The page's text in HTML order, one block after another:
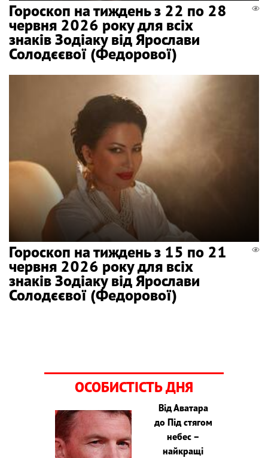
Гороскоп на тиждень з 22 по 28
червня 2026 року для всіх
знаків Зодіаку від Ярослави
Солодєєвої (Федорової)
Гороскоп на тиждень з 15 по 21
червня 2026 року для всіх
знаків Зодіаку від Ярослави
Солодєєвої (Федорової)
ОСОБИСТІСТЬ ДНЯ
Від Аватара
до Під стягом
небес –
найкращі